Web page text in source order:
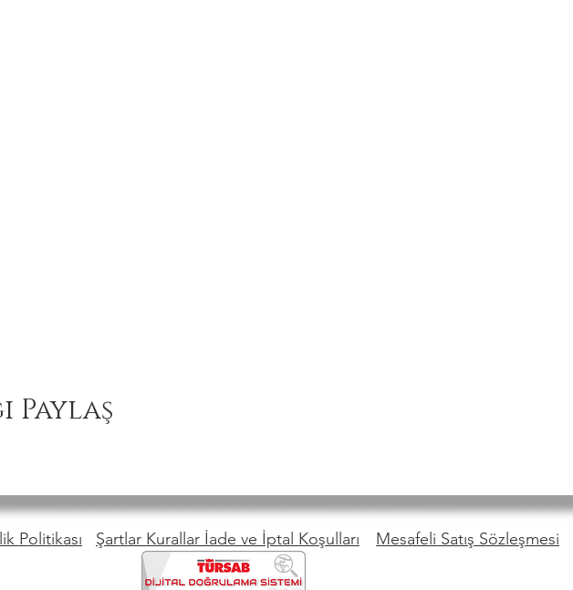
Paylaş
Politikası Şartlar Kurallar İade ve İptal Koşulları Mesafeli Satış Sözleşmesi